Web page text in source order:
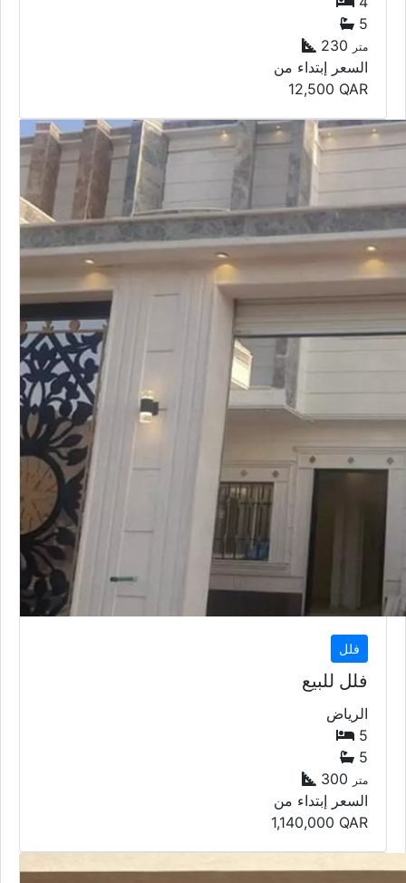
5
230 متر
السعر إبتداء من
12,500 QAR
فلل
فلل للبيع
الرياض
5
5
300 متر
السعر إبتداء من
1,140,000 QAR